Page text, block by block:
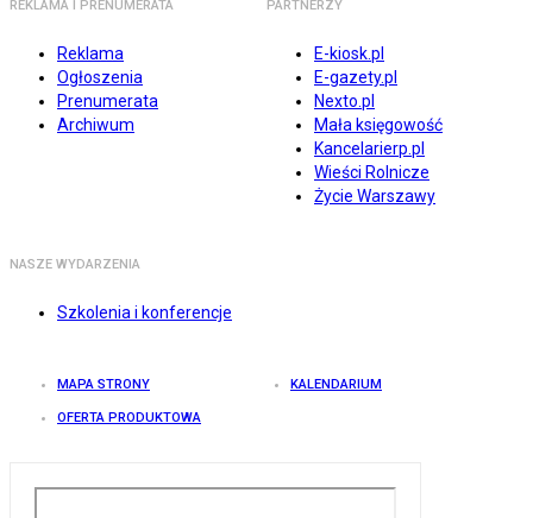
REKLAMA I PRENUMERATA
Reklama
Ogłoszenia
Prenumerata
Archiwum
PARTNERZY
E-kiosk.pl
E-gazety.pl
Nexto.pl
Mała księgowość
Kancelarierp.pl
Wieści Rolnicze
Życie Warszawy
NASZE WYDARZENIA
Szkolenia i konferencje
MAPA STRONY KALENDARIUM
OFERTA PRODUKTOWA